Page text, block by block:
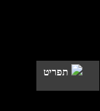
תפריט